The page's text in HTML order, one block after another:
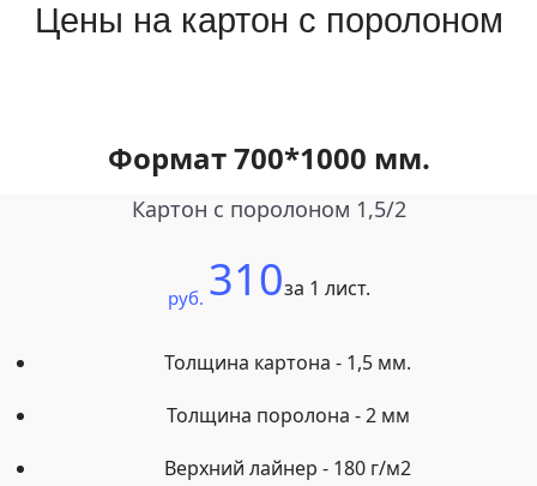
Цены на картон с поролоном
Формат 700*1000 мм.
Картон с поролоном 1,5/2
руб. 310за 1 лист.
Толщина картона - 1,5 мм.
Толщина поролона - 2 мм
Верхний лайнер - 180 г/м2